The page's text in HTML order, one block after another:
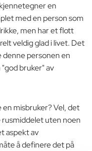
en
med en person som
men har et flott
veldig glad i livet. Det
denne personen en
bruker" av
en misbruker? Vel, det
rusmiddelet uten noen
aspekt av
å definere det på